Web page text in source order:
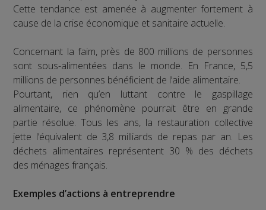
Cette tendance est amenée à augmenter fortement à
cause de la crise économique et sanitaire actuelle.
Concernant la faim, près de 800 millions de personnes
sont sous-alimentées dans le monde. En France, 5,5
millions de personnes bénéficient de l’aide alimentaire.
Pourtant, rien qu’en luttant contre le gaspillage
alimentaire, ce phénomène pourrait être en grande
partie résolue. Tous les ans, la restauration collective
jette l’équivalent de 3,8 milliards de repas par an. Les
déchets alimentaires représentent 30 % des déchets
des ménages français.
Exemples d’actions à entreprendre